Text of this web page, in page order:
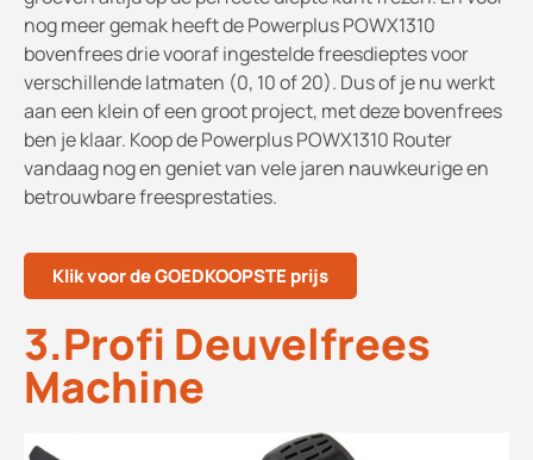
nog meer gemak heeft de Powerplus POWX1310
bovenfrees drie vooraf ingestelde freesdieptes voor
verschillende latmaten (0, 10 of 20). Dus of je nu werkt
aan een klein of een groot project, met deze bovenfrees
ben je klaar. Koop de Powerplus POWX1310 Router
vandaag nog en geniet van vele jaren nauwkeurige en
betrouwbare freesprestaties.
Klik voor de GOEDKOOPSTE prijs
3.Profi Deuvelfrees
Machine